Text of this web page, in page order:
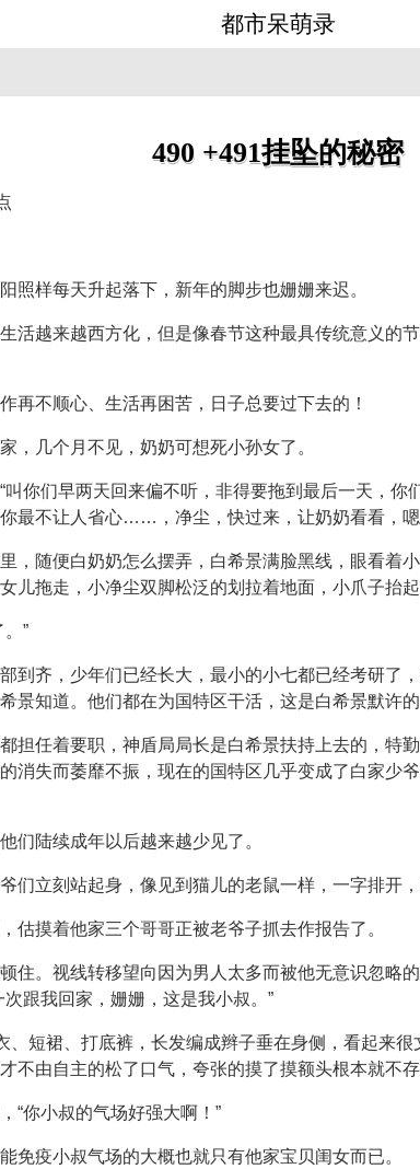
都市呆萌录
490 +491挂坠的秘密
照样每天升起落下，新年的脚步也姗姗来迟。
活越来越西方化，但是像春节这种最具传统意义的
再不顺心、生活再困苦，日子总要过下去的！
，几个月不见，奶奶可想死小孙女了。
你们早两天回来偏不听，非得要拖到最后一天，
最不让人省心……，净尘，快过来，让奶奶看看，
，随便白奶奶怎么摆弄，白希景满脸黑线，眼看着
儿拖走，小净尘双脚松泛的划拉着地面，小爪子抬起
”
到齐，少年们已经长大，最小的小七都已经考研了
景知道。他们都在为国特区干活，这是白希景默许的
担任着要职，神盾局局长是白希景扶持上去的，特
消失而萎靡不振，现在的国特区几乎变成了白家少
们陆续成年以后越来越少见了。
们立刻站起身，像见到猫儿的老鼠一样，一字排开
估摸着他家三个哥哥正被老爷子抓去作报告了。
住。视线转移望向因为男人太多而被他无意识忽略
跟我回家，姗姗，这是我小叔。”
、短裙、打底裤，长发编成辫子垂在身侧，看起来
不由自主的松了口气，夸张的摸了摸额头根本就不
“你小叔的气场好强大啊！”
免疫小叔气场的大概也就只有他家宝贝闺女而已。